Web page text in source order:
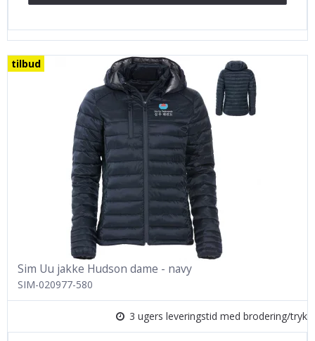
tilbud
Sim Uu jakke Hudson dame - navy
SIM-020977-580
3 ugers leveringstid med brodering/tryk